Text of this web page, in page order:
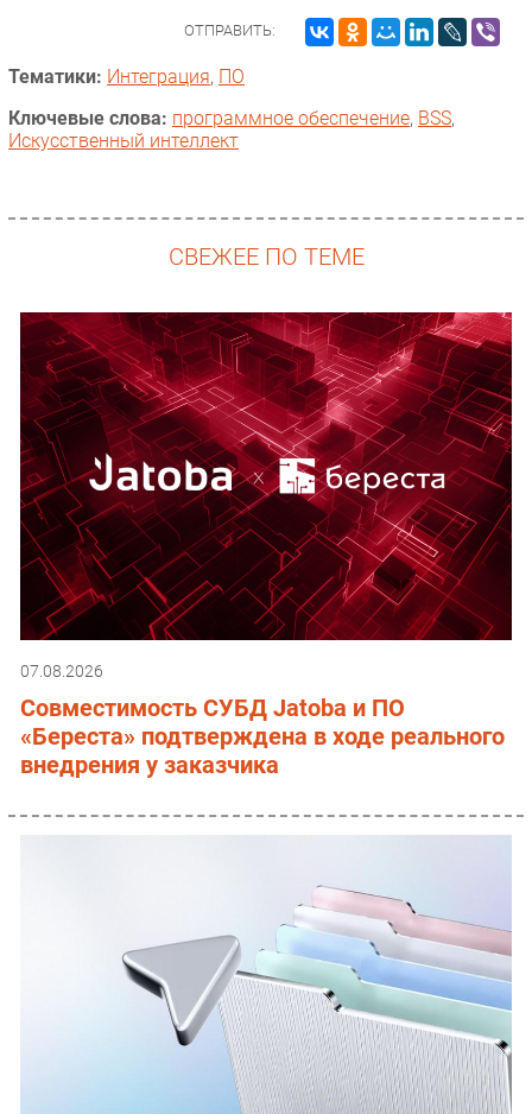
ОТПРАВИТЬ:
Тематики: Интеграция, ПО
Ключевые слова: программное обеспечение, BSS,
Искусственный интеллект
СВЕЖЕЕ ПО ТЕМЕ
07.08.2026
Совместимость СУБД Jatoba и ПО
«Береста» подтверждена в ходе реального
внедрения у заказчика